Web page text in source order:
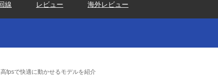
線 レビュー 海外レビュー
fpsで快適に動かせるモデルを紹介